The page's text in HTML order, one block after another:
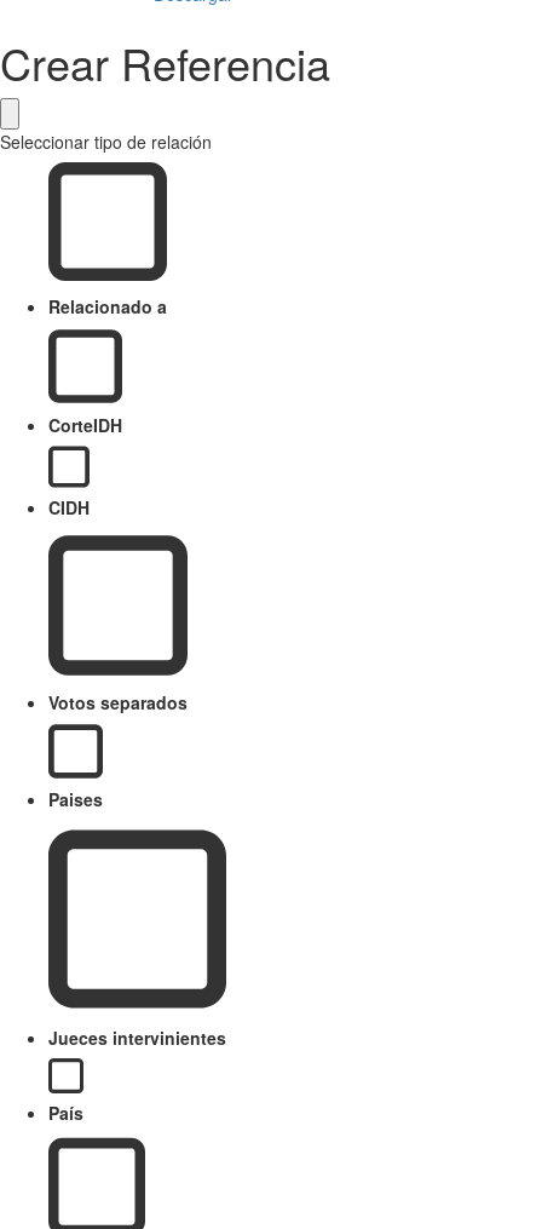
Crear Referencia
Seleccionar tipo de relación
Relacionado a
CorteIDH
CIDH
Votos separados
Paises
Jueces intervinientes
País